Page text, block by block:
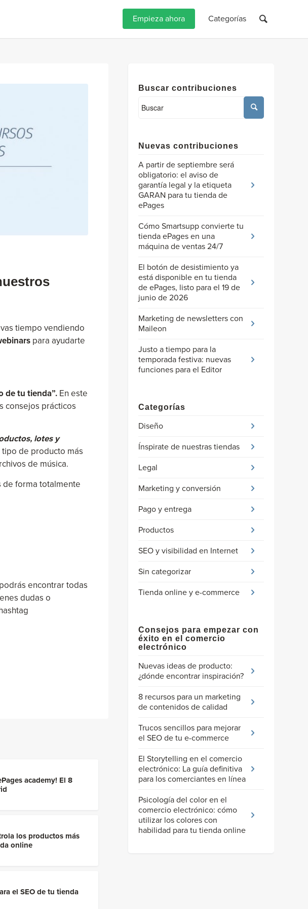
Empieza ahora Categorías
tiempo vendiendo
para ayudarte
de tu tienda”. En este
consejos prácticos
lotes y
de producto más
de música.
de forma totalmente
encontrar todas
dudas o
academy! El 8
los productos más
online
el SEO de tu tienda
Buscar contribuciones
Nuevas contribuciones
A partir de septiembre será
obligatorio: el aviso de
garantía legal y la etiqueta
GARAN para tu tienda de
ePages
Cómo Smartsupp convierte tu
tienda ePages en una
máquina de ventas 24/7
El botón de desistimiento ya
está disponible en tu tienda
de ePages, listo para el 19 de
junio de 2026
Marketing de newsletters con
Maileon
Justo a tiempo para la
temporada festiva: nuevas
funciones para el Editor
Categorías
Diseño
Ínspirate de nuestras tiendas
Legal
Marketing y conversión
Pago y entrega
Productos
SEO y visibilidad en Internet
Sin categorizar
Tienda online y e-commerce
Consejos para empezar con
éxito en el comercio
electrónico
Nuevas ideas de producto:
¿dónde encontrar inspiración?
8 recursos para un marketing
de contenidos de calidad
Trucos sencillos para mejorar
el SEO de tu e-commerce
El Storytelling en el comercio
electrónico: La guía definitiva
para los comerciantes en línea
Psicología del color en el
comercio electrónico: cómo
utilizar los colores con
habilidad para tu tienda online